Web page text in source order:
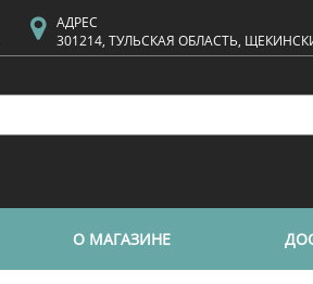
АДРЕС
301214, ТУЛЬСКАЯ ОБЛАСТЬ,
О МАГАЗИНЕ